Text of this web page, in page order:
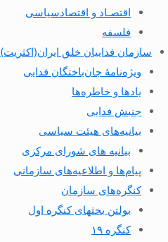
اقتصـاد و اقتصاد‌سیاسی
فلسفه
سازمان فداییان خلق ایران(اکثریت)
ویژه‌نامهٔ جان‌باختگان فدایی
یادها و خاطره‌ها
جنبش فدایی
بیانیه‌های هیئت سیاسی
بیانیه های شورای مرکزی
پیام‌ها و اطلاعیه‌های سازمانی
کنگره‌های سازمان
بولتن بحثهای کنگره اول
کنگره ۱۹